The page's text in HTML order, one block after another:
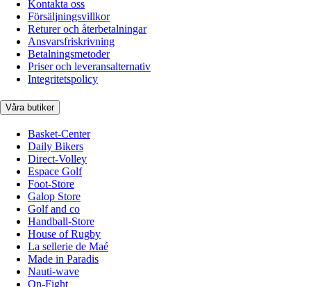
Kontakta oss
Försäljningsvillkor
Returer och återbetalningar
Ansvarsfriskrivning
Betalningsmetoder
Priser och leveransalternativ
Integritetspolicy
Våra butiker
Basket-Center
Daily Bikers
Direct-Volley
Espace Golf
Foot-Store
Galop Store
Golf and co
Handball-Store
House of Rugby
La sellerie de Maé
Made in Paradis
Nauti-wave
On-Fight